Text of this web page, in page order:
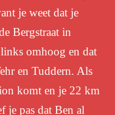
je weet dat je
Bergstraat in
omhoog en dat
en Tuddern. Als
komt en je 22 km
je pas dat Ben al